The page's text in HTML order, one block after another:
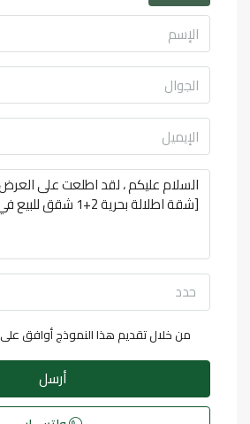
حدد
من خلال تقديم هذا النموذج أوافق على
أرسل